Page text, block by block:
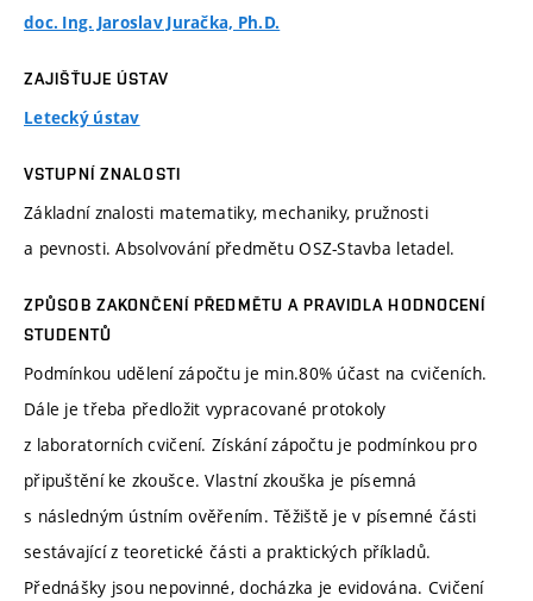
doc. Ing. Jaroslav Juračka, Ph.D.
ZAJIŠŤUJE ÚSTAV
Letecký ústav
VSTUPNÍ ZNALOSTI
Základní znalosti matematiky, mechaniky, pružnosti
a pevnosti. Absolvování předmětu OSZ-Stavba letadel.
ZPŮSOB ZAKONČENÍ PŘEDMĚTU A PRAVIDLA HODNOCENÍ
STUDENTŮ
Podmínkou udělení zápočtu je min.80% účast na cvičeních.
Dále je třeba předložit vypracované protokoly
z laboratorních cvičení. Získání zápočtu je podmínkou pro
připuštění ke zkoušce. Vlastní zkouška je písemná
s následným ústním ověřením. Těžiště je v písemné části
sestávající z teoretické části a praktických příkladů.
Přednášky jsou nepovinné, docházka je evidována. Cvičení